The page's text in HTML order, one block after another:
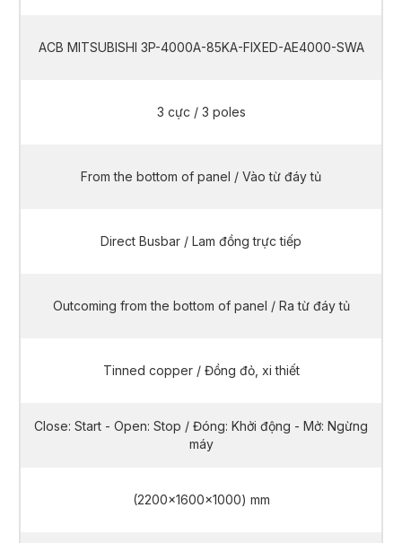
ACB MITSUBISHI 3P-4000A-85KA-FIXED-AE4000-SWA
3 cực / 3 poles
From the bottom of panel / Vào từ đáy tủ
Direct Busbar / Lam đồng trực tiếp
Outcoming from the bottom of panel / Ra từ đáy tủ
Tinned copper / Đồng đỏ, xi thiết
Close: Start - Open: Stop / Đóng: Khởi động - Mở: Ngừng
máy
(2200x1600x1000) mm